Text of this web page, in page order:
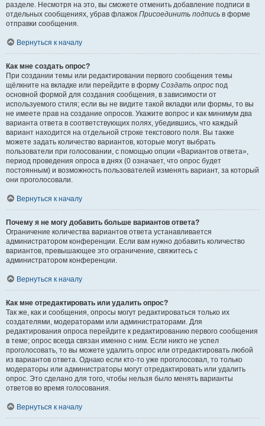
разделе. Несмотря на это, вы сможете отменить добавление подписи в
отдельных сообщениях, убрав флажок Присоединить подпись в форме
отправки сообщения.
Вернуться к началу
Как мне создать опрос?
При создании темы или редактировании первого сообщения темы
щёлкните на вкладке или перейдите в форму Создать опрос под
основной формой для создания сообщения, в зависимости от
используемого стиля; если вы не видите такой вкладки или формы, то вы
не имеете прав на создание опросов. Укажите вопрос и как минимум два
варианта ответа в соответствующих полях, убедившись, что каждый
вариант находится на отдельной строке текстового поля. Вы также
можете задать количество вариантов, которые могут выбрать
пользователи при голосовании, с помощью опции «Вариантов ответа»,
период проведения опроса в днях (0 означает, что опрос будет
постоянным) и возможность пользователей изменять вариант, за который
они проголосовали.
Вернуться к началу
Почему я не могу добавить больше вариантов ответа?
Ограничение количества вариантов ответа устанавливается
администратором конференции. Если вам нужно добавить количество
вариантов, превышающее это ограничение, свяжитесь с
администратором конференции.
Вернуться к началу
Как мне отредактировать или удалить опрос?
Так же, как и сообщения, опросы могут редактироваться только их
создателями, модераторами или администраторами. Для
редактирования опроса перейдите к редактированию первого сообщения
в теме; опрос всегда связан именно с ним. Если никто не успел
проголосовать, то вы можете удалить опрос или отредактировать любой
из вариантов ответа. Однако если кто-то уже проголосовал, то только
модераторы или администраторы могут отредактировать или удалить
опрос. Это сделано для того, чтобы нельзя было менять варианты
ответов во время голосования.
Вернуться к началу